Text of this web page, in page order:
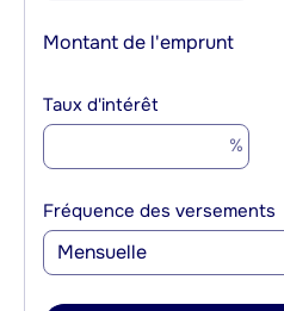
Montant de l'emprunt
Taux d'intérêt
%
Fréquence des versements
Mensuelle